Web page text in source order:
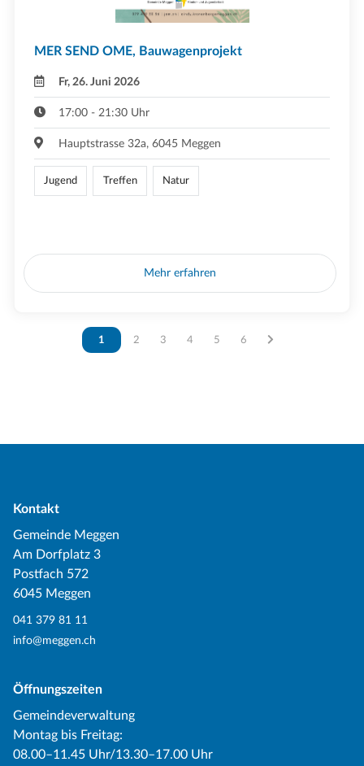
MER SEND OME, Bauwagenprojekt
Fr, 26. Juni 2026
17:00 - 21:30 Uhr
Hauptstrasse 32a, 6045 Meggen
Jugend Treffen Natur
Mehr erfahren
Vous êtes sur la page
1 Vous êtes sur la page
2 Vous êtes sur la page
3 Vous êtes sur la page
4 Vous êtes sur la page
5 Vous êtes sur la page
6
Kontakt
Gemeinde Meggen
Am Dorfplatz 3
Postfach 572
6045 Meggen
041 379 81 11
info@meggen.ch
Öffnungszeiten
Gemeindeverwaltung
Montag bis Freitag:
08.00–11.45 Uhr/13.30–17.00 Uhr